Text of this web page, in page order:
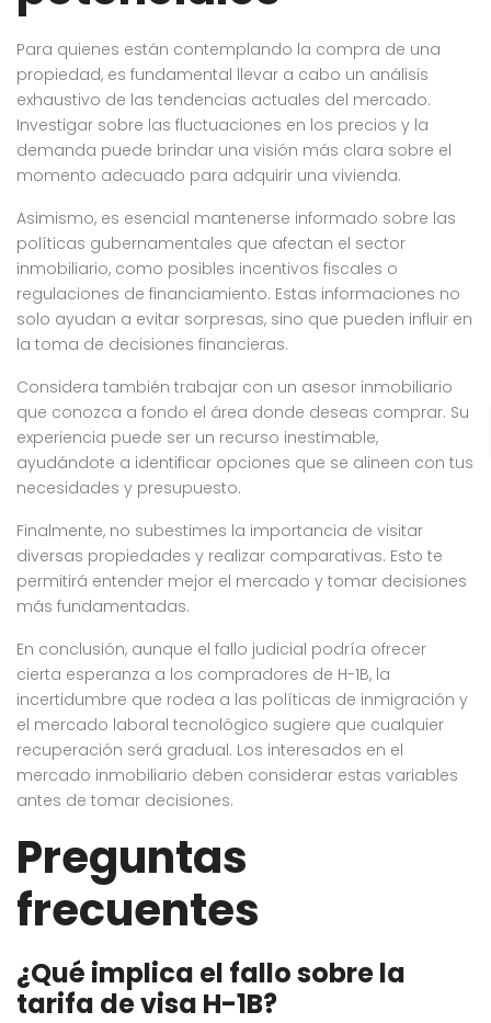
Para quienes están contemplando la compra de una
propiedad, es fundamental llevar a cabo un análisis
exhaustivo de las tendencias actuales del mercado.
Investigar sobre las fluctuaciones en los precios y la
demanda puede brindar una visión más clara sobre el
momento adecuado para adquirir una vivienda.
Asimismo, es esencial mantenerse informado sobre las
políticas gubernamentales que afectan el sector
inmobiliario, como posibles incentivos fiscales o
regulaciones de financiamiento. Estas informaciones no
solo ayudan a evitar sorpresas, sino que pueden influir en
la toma de decisiones financieras.
Considera también trabajar con un asesor inmobiliario
que conozca a fondo el área donde deseas comprar. Su
experiencia puede ser un recurso inestimable,
ayudándote a identificar opciones que se alineen con tus
necesidades y presupuesto.
Finalmente, no subestimes la importancia de visitar
diversas propiedades y realizar comparativas. Esto te
permitirá entender mejor el mercado y tomar decisiones
más fundamentadas.
En conclusión, aunque el fallo judicial podría ofrecer
cierta esperanza a los compradores de H-1B, la
incertidumbre que rodea a las políticas de inmigración y
el mercado laboral tecnológico sugiere que cualquier
recuperación será gradual. Los interesados en el
mercado inmobiliario deben considerar estas variables
antes de tomar decisiones.
Preguntas
frecuentes
¿Qué implica el fallo sobre la
tarifa de visa H-1B?